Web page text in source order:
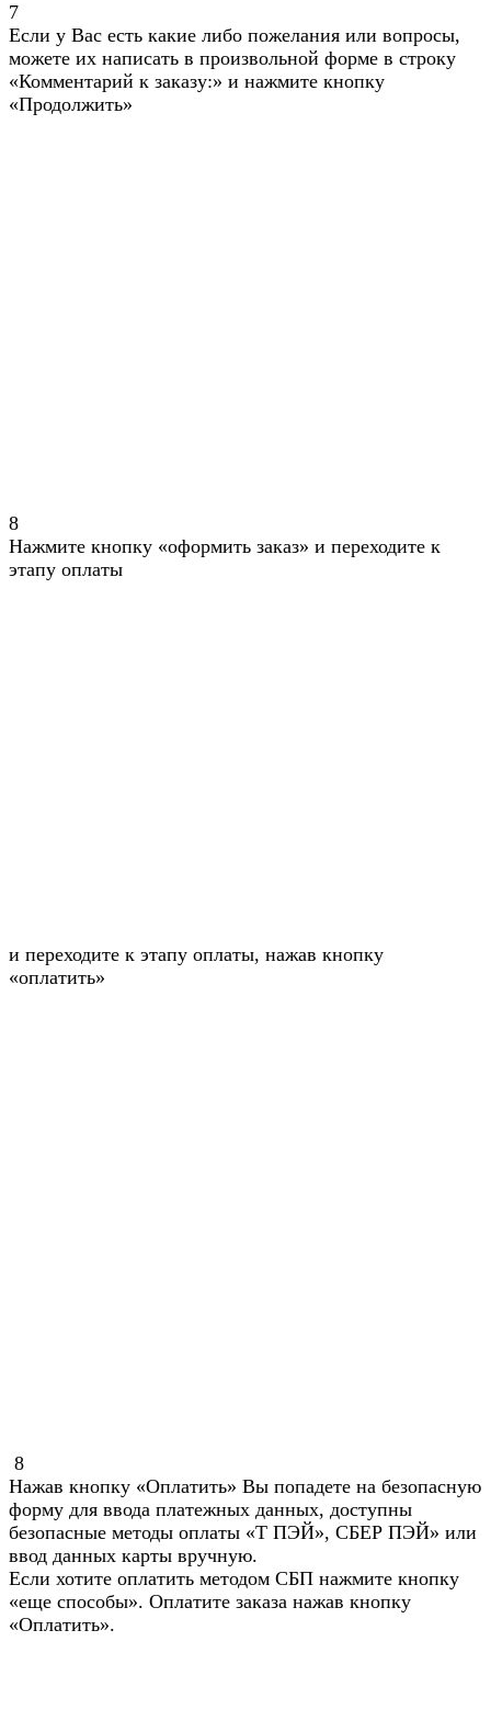
7
Если у Вас есть какие либо пожелания или вопросы,
можете их написать в произвольной форме в строку
«Комментарий к заказу:» и нажмите кнопку
«Продолжить»
8
Нажмите кнопку «оформить заказ» и переходите к
этапу оплаты
и переходите к этапу оплаты, нажав кнопку
«оплатить»
8
Нажав кнопку «Оплатить» Вы попадете на безопасную
форму для ввода платежных данных, доступны
безопасные методы оплаты «Т ПЭЙ», СБЕР ПЭЙ» или
ввод данных карты вручную.
Если хотите оплатить методом СБП нажмите кнопку
«еще способы». Оплатите заказа нажав кнопку
«Оплатить».